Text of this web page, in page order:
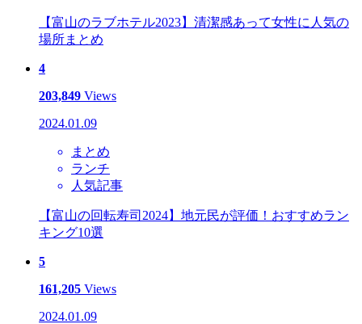
【富山のラブホテル2023】清潔感あって女性に人気の
場所まとめ
4
203,849 Views
2024.01.09
まとめ
ランチ
人気記事
【富山の回転寿司2024】地元民が評価！おすすめラン
キング10選
5
161,205 Views
2024.01.09